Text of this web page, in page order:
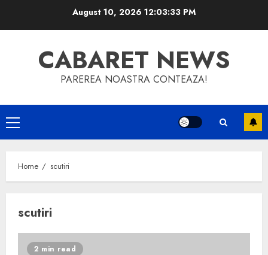
August 10, 2026 12:03:33 PM
CABARET NEWS
PAREREA NOASTRA CONTEAZA!
Primary
Menu
Home scutiri
scutiri
2 min read